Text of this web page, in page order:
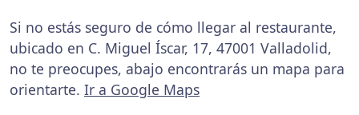
Si no estás seguro de cómo llegar al restaurante,
ubicado en C. Miguel Íscar, 17, 47001 Valladolid,
no te preocupes, abajo encontrarás un mapa para
orientarte. Ir a Google Maps